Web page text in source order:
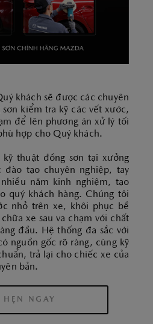
khách sẽ được các chuyên
kiểm tra kỹ các vết xước,
để lên phương án xử lý tối
hợp cho Quý khách.
thuật đồng sơn tại xưởng
đào tạo chuyên nghiệp, tay
năm kinh nghiệm, tạo
quý khách hàng. Chúng tôi
nhỏ trên xe, khôi phục bề
xe sau va chạm với chất
đầu. Hệ thống đa sắc với
nguồn gốc rõ ràng, cùng kỹ
trả lại cho chiếc xe của
bản.
NGAY